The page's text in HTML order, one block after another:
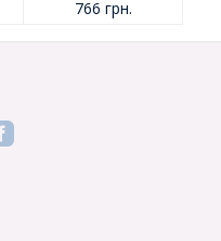
766 грн.